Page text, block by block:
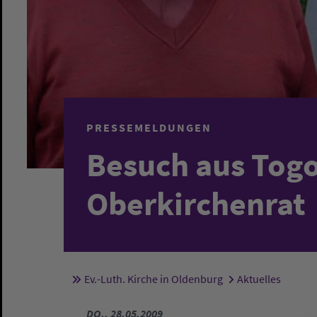
PRESSEMELDUNGEN
Besuch aus
Oberkirchenrat
Sie sind hier:
Ev.-Luth. Kirche in Oldenburg Aktuelles
DO., 28.05.2009